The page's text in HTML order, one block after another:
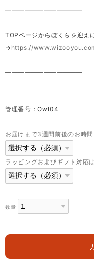
————————————
TOPページからぼくらを迎え
→ https://
————————————
管理番号：Owl04
お届けまで3週間前後のお時間
ラッピングおよびギフト対応
数量